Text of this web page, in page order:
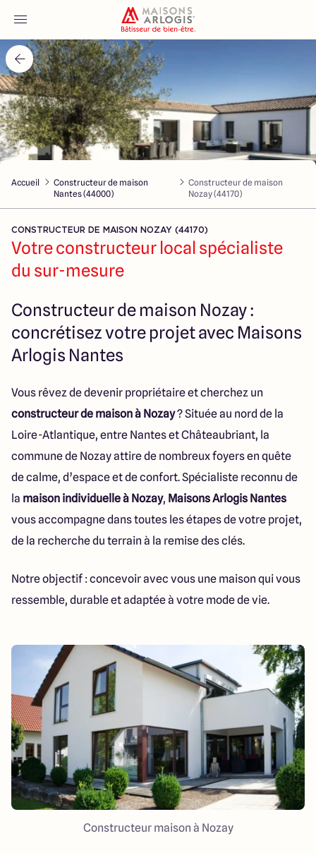
Accueil
Nos maisons
Nos annonces
Votre projet
Qui sommes-nous
Maisons ARLOGIS Nantes
23 Rue du Bel air
44470 Carquefou
4.7 4.7
Accueil
Constructeur de maison
Nantes (44000)
Constructeur de maison
Nozay (44170)
CONSTRUCTEUR DE MAISON NOZAY (44170)
Votre constructeur local spécialiste
du sur-mesure
Constructeur de maison Nozay :
concrétisez votre projet avec Maisons
Arlogis Nantes
Vous rêvez de devenir propriétaire et cherchez un
constructeur de maison à Nozay? Située au nord de la
Loire-Atlantique, entre Nantes et Châteaubriant, la
commune de Nozay attire de nombreux foyers en quête
de calme, d’espace et de confort. Spécialiste reconnu de
la maison individuelle à Nozay, Maisons Arlogis Nantes
vous accompagne dans toutes les étapes de votre projet,
de la recherche du terrain à la remise des clés.
Notre objectif : concevoir avec vous une maison qui vous
ressemble, durable et adaptée à votre mode de vie.
Constructeur maison à Nozay